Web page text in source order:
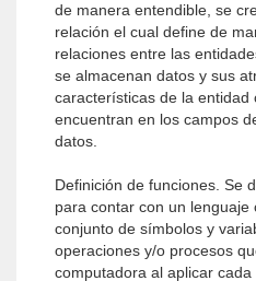
de manera entendible, se
relación el cual define de
relaciones entre las
se almacenan datos y sus
características de la entidad
encuentran en los campos
datos.
Definición de funciones. Se
para contar con un
conjunto de símbolos y
operaciones y/o procesos
computadora al aplicar